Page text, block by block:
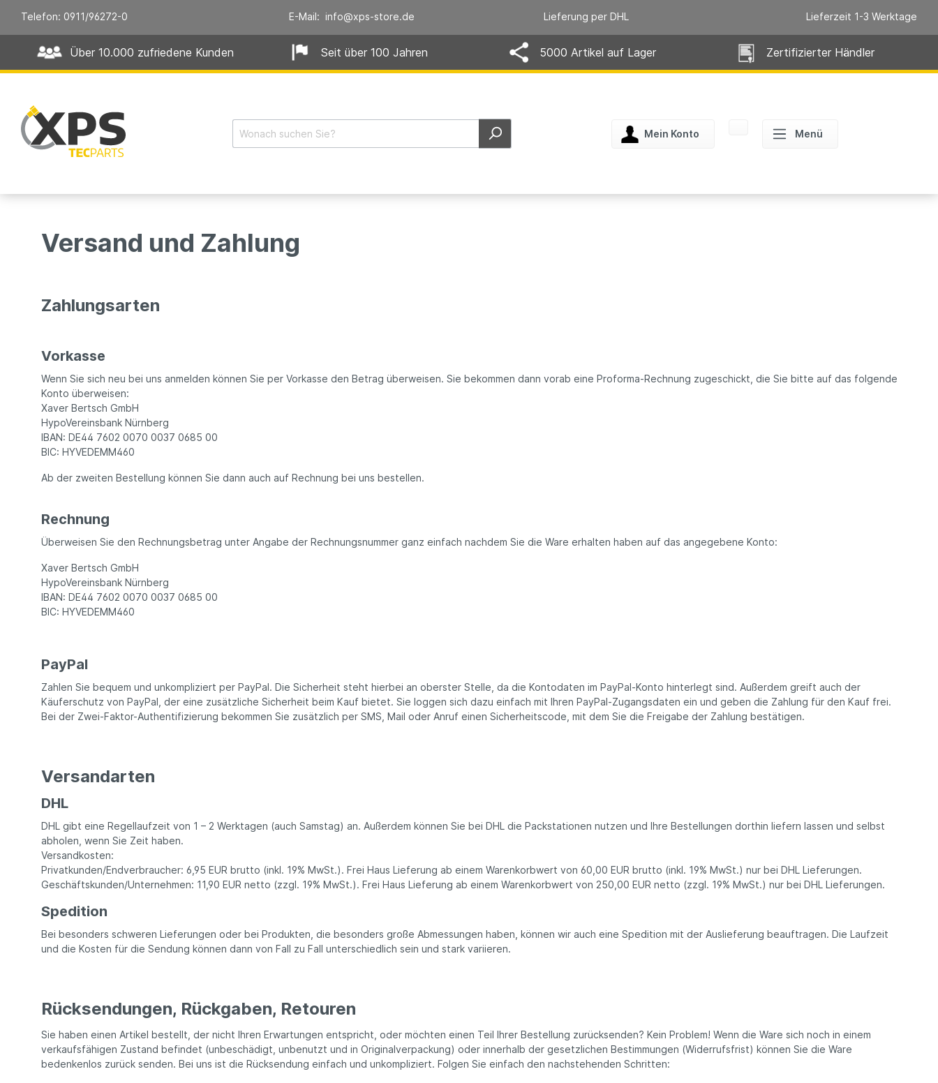
Telefon: 0911/96272-0 E-Mail: info@xps-store.de Lieferung per DHL Lieferzeit 1-3 Werktage
Über 10.000 zufriedene Kunden Seit über 100 Jahren 5000 Artikel auf Lager Zertifizierter Händler
Mein Konto Menü
Versand und Zahlung
Zahlungsarten
Vorkasse
Wenn Sie sich neu bei uns anmelden können Sie per Vorkasse den Betrag überweisen. Sie bekommen dann vorab eine Proforma-Rechnung zugeschickt, die Sie bitte auf das folgende
Konto überweisen:
Xaver Bertsch GmbH
HypoVereinsbank Nürnberg
IBAN: DE44 7602 0070 0037 0685 00
BIC: HYVEDEMM460
Ab der zweiten Bestellung können Sie dann auch auf Rechnung bei uns bestellen.
Rechnung
Überweisen Sie den Rechnungsbetrag unter Angabe der Rechnungsnummer ganz einfach nachdem Sie die Ware erhalten haben auf das angegebene Konto:
Xaver Bertsch GmbH
HypoVereinsbank Nürnberg
IBAN: DE44 7602 0070 0037 0685 00
BIC: HYVEDEMM460
PayPal
Zahlen Sie bequem und unkompliziert per PayPal. Die Sicherheit steht hierbei an oberster Stelle, da die Kontodaten im PayPal-Konto hinterlegt sind. Außerdem greift auch der
Käuferschutz von PayPal, der eine zusätzliche Sicherheit beim Kauf bietet. Sie loggen sich dazu einfach mit Ihren PayPal-Zugangsdaten ein und geben die Zahlung für den Kauf frei.
Bei der Zwei-Faktor-Authentifizierung bekommen Sie zusätzlich per SMS, Mail oder Anruf einen Sicherheitscode, mit dem Sie die Freigabe der Zahlung bestätigen.
Versandarten
DHL
DHL gibt eine Regellaufzeit von 1 – 2 Werktagen (auch Samstag) an. Außerdem können Sie bei DHL die Packstationen nutzen und Ihre Bestellungen dorthin liefern lassen und selbst
abholen, wenn Sie Zeit haben.
Versandkosten:
Privatkunden/Endverbraucher: 6,95 EUR brutto (inkl. 19% MwSt.). Frei Haus Lieferung ab einem Warenkorbwert von 60,00 EUR brutto (inkl. 19% MwSt.) nur bei DHL Lieferungen.
Geschäftskunden/Unternehmen: 11,90 EUR netto (zzgl. 19% MwSt.). Frei Haus Lieferung ab einem Warenkorbwert von 250,00 EUR netto (zzgl. 19% MwSt.) nur bei DHL Lieferungen.
Spedition
Bei besonders schweren Lieferungen oder bei Produkten, die besonders große Abmessungen haben, können wir auch eine Spedition mit der Auslieferung beauftragen. Die Laufzeit
und die Kosten für die Sendung können dann von Fall zu Fall unterschiedlich sein und stark variieren.
Rücksendungen, Rückgaben, Retouren
Sie haben einen Artikel bestellt, der nicht Ihren Erwartungen entspricht, oder möchten einen Teil Ihrer Bestellung zurücksenden? Kein Problem! Wenn die Ware sich noch in einem
verkaufsfähigen Zustand befindet (unbeschädigt, unbenutzt und in Originalverpackung) oder innerhalb der gesetzlichen Bestimmungen (Widerrufsfrist) können Sie die Ware
bedenkenlos zurück senden. Bei uns ist die Rücksendung einfach und unkompliziert. Folgen Sie einfach den nachstehenden Schritten: